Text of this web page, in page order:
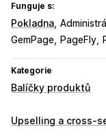
Funguje s:
Pokladna
GemPage
PageFly
Kategorie
Balíčky produktů
Typy balíčků
Upselling a cross-